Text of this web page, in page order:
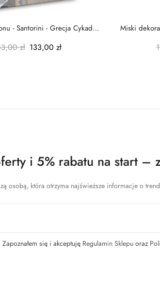
- Santorini - Grecja Cykady
zł 133,00 zł
Miski
i 5% rabatu na start –
osobą, która otrzyma najświeższe informacje o
Zapoznałem się i akceptuję Regulamin Sklepuoraz